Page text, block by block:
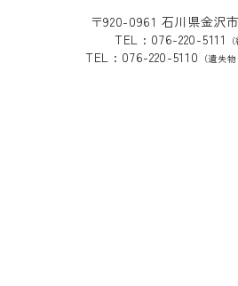
〒920-0961 石川県金沢
TEL : 076-220-5111
TEL : 076-220-5110 （遺失